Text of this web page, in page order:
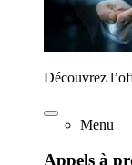
Découvrez
Menu
Appels à